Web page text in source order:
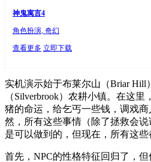
神鬼寓言4
角色扮演, 奇幻
查看更多 立即下载
实机演示始于布莱尔山（Briar Hill
（Silverbrook）农耕小镇。在这
猪的命运，给乞丐一些钱，调戏
然，所有这些事情（除了拯救会
是可以做到的，但现在，所有这些
首先，NPC的性格特征回归了，